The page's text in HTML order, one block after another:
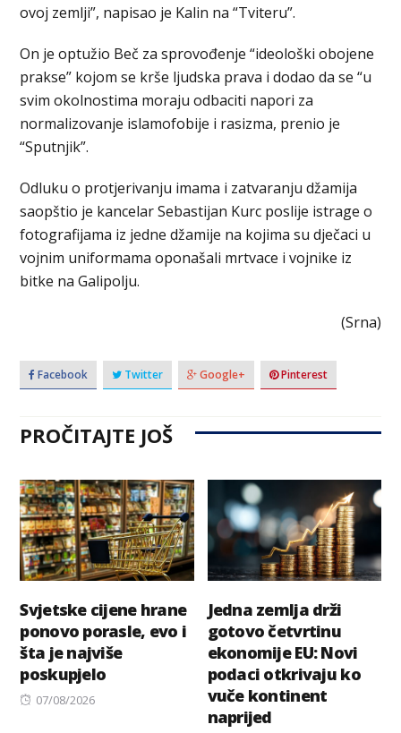
ovoj zemlji”, napisao je Kalin na “Tviteru”.
On je optužio Beč za sprovođenje “ideološki obojene
prakse” kojom se krše ljudska prava i dodao da se “u
svim okolnostima moraju odbaciti napori za
normalizovanje islamofobije i rasizma, prenio je
“Sputnjik”.
Odluku o protjerivanju imama i zatvaranju džamija
saopštio je kancelar Sebastijan Kurc poslije istrage o
fotografijama iz jedne džamije na kojima su dječaci u
vojnim uniformama oponašali mrtvace i vojnike iz
bitke na Galipolju.
(Srna)
Facebook Twitter Google+ Pinterest
PROČITAJTE JOŠ
Svjetske cijene hrane
ponovo porasle, evo i
šta je najviše
poskupjelo
Posted
07/08/2026
Jedna zemlja drži
gotovo četvrtinu
ekonomije EU: Novi
podaci otkrivaju ko
vuče kontinent
naprijed